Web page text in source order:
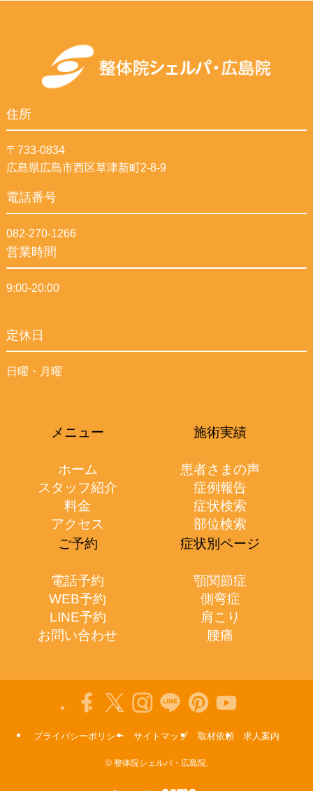
住所
〒733-0834
広島県広島市西区草津新町2-8-9
電話番号
082-270-1266
営業時間
9:00-20:00
定休日
日曜・月曜
メニュー
ホーム
スタッフ紹介
料金
アクセス
施術実績
患者さまの声
症例報告
症状検索
部位検索
ご予約
電話予約
WEB予約
LINE予約
お問い合わせ
症状別ページ
顎関節症
側弯症
肩こり
腰痛
プライバシーポリシー サイトマップ 取材依頼 求人案内
©整体院シェルパ・広島院.